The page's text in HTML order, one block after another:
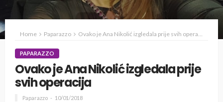
Home Paparazzo Ovako je Ana Nikolić izgledala prije svih operacija
PAPARAZZO
Ovako je Ana Nikolić izgledala prije
svih operacija
Paparazzo 10/01/2018